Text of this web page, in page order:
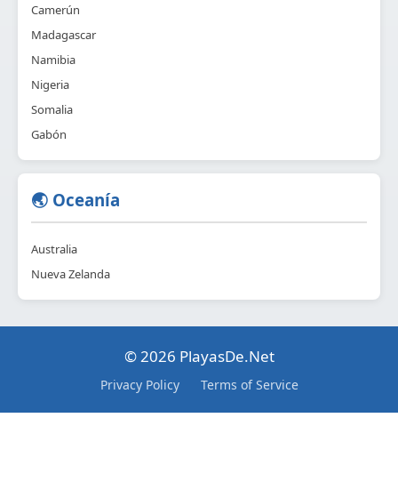
Camerún
Madagascar
Namibia
Nigeria
Somalia
Gabón
🌏 Oceanía
Australia
Nueva Zelanda
© 2026 PlayasDe.Net
Privacy Policy Terms of Service